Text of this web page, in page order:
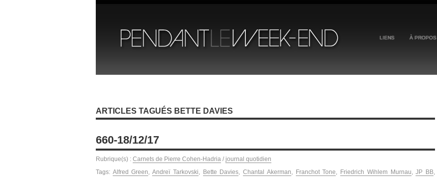
LIENS À PROPOS
ARTICLES TAGUÉS BETTE DAVIES
660-18/12/17
Rubrique(s) : Carnets de Pierre Cohen-Hadria / journal quotidien
Tags: Alfred Green,Andreï Tarkovski, Bette Davies,Chantal Akerman, Franchot Tone, Friedrich Wihlem Murnau,JP BB,